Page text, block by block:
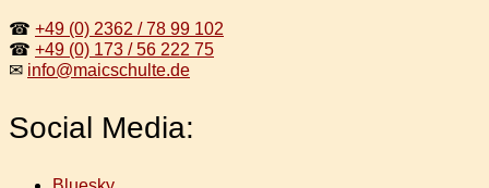
☎ +49 (0) 2362 / 78 99 102
☎ +49 (0) 173 / 56 222 75
✉ info@maicschulte.de
Social Media: